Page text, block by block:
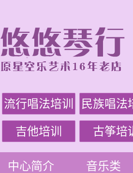
流行唱法培训 民族唱法
吉他培训 古筝培
中心简介 音乐类